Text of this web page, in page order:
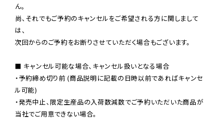
ん。
尚、それでもご予約のキャンセルをご希望される方に関しまして
は、
次回からのご予約をお断りさせていただく場合もございます。
■ キャンセル可能な場合、キャンセル扱いとなる場合
・予約締め切り前 (商品説明に記載の日時以前であればキャンセ
ル可能)
・発売中止、限定生産品の入荷数減数でご予約いただいた商品が
当社でご用意できない場合。